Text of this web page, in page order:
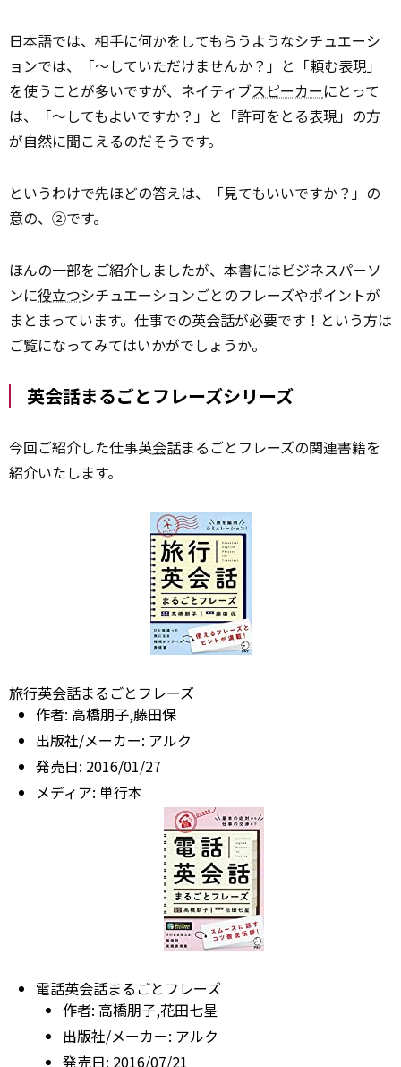
日本語では、相手に何かをしてもらうようなシチュエーシ
ョンでは、「～していただけませんか？」と「頼む表現」
を使うことが多いですが、ネイティブスピーカーにとって
は、「～してもよいですか？」と「許可をとる表現」の方
が自然に聞こえるのだそうです。
というわけで先ほどの答えは、「見てもいいですか？」の
意の、②です。
ほんの一部をご紹介しましたが、本書にはビジネスパーソ
ンに役立つシチュエーションごとのフレーズやポイントが
まとまっています。仕事での英会話が必要です！という方は
ご覧になってみてはいかがでしょうか。
英会話まるごとフレーズシリーズ
今回ご紹介した仕事英会話まるごとフレーズの関連書籍を
紹介いたします。
旅行英会話まるごとフレーズ
作者: 高橋朋子,藤田保
出版社/メーカー: アルク
発売日: 2016/01/27
メディア: 単行本
電話英会話まるごとフレーズ
作者: 高橋朋子,花田七星
出版社/メーカー: アルク
発売日: 2016/07/21